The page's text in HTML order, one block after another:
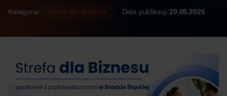
Kategoria: Strefa dla Biznesu Data publikacji:20.05.2026